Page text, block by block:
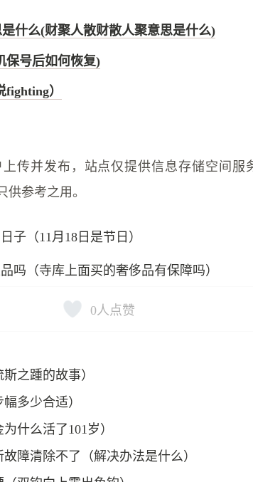
什么(财聚人散财散人聚意思是什么)
保号后如何恢复)
）
传并发布，站点仅提供信息存储空间服
参考之用。
子（11月18日是节日）
吗（寺库上面买的奢侈品有保障吗）
0人点赞
之踵的故事）
多少合适）
什么活了101岁）
障清除不了（解决办法是什么）